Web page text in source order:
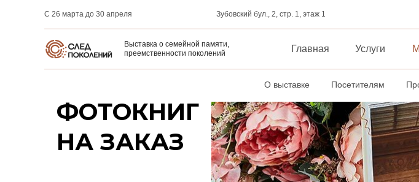
О выставке Посетителям
Главная Услуги
С 26 марта до 30 апреля Зубовский бул., 2, стр. 1, этаж 1
Выставка о семейной памяти,
преемственности поколений
ФОТОКНИГ
НА ЗАКАЗ